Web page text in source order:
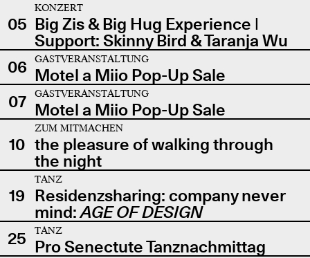
05
KONZERT
Big Zis & Big Hug Experience |
Support: Skinny Bird & Taranja Wu
06
GASTVERANSTALTUNG
Motel a Miio Pop-Up Sale
07
GASTVERANSTALTUNG
Motel a Miio Pop-Up Sale
10
ZUM MITMACHEN
the pleasure of walking through
the night
19
TANZ
Residenzsharing: company never
mind:AGE OF DESIGN
25
TANZ
Pro Senectute Tanznachmittag